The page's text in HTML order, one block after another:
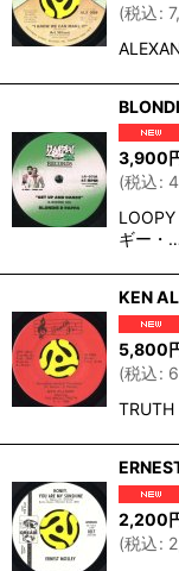
(税込:
3,900
(税込:
ギー・
KEN
5,800
(税込:
2,200
(税込: